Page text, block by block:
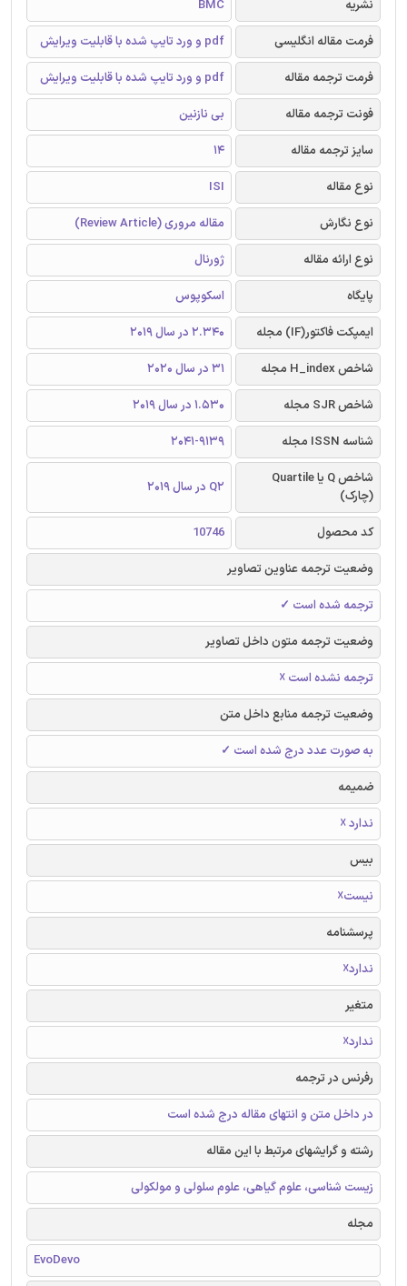
نشریه
BMC
فرمت مقاله انگلیسی
pdf و ورد تایپ شده با قابلیت ویرایش
فرمت ترجمه مقاله
pdf و ورد تایپ شده با قابلیت ویرایش
فونت ترجمه مقاله
بی نازنین
سایز ترجمه مقاله
14
نوع مقاله
ISI
نوع نگارش
مقاله مروری (Review Article)
نوع ارائه مقاله
ژورنال
پایگاه
اسکوپوس
ایمپکت فاکتور(IF) مجله
2.340 در سال 2019
شاخص H_index مجله
31 در سال 2020
شاخص SJR مجله
1.530 در سال 2019
شناسه ISSN مجله
2041-9139
شاخص Q یا Quartile
(چارک)
Q2 در سال 2019
کد محصول
10746
وضعیت ترجمه عناوین تصاویر
ترجمه شده است ✓
وضعیت ترجمه متون داخل تصاویر
ترجمه نشده است ☓
وضعیت ترجمه منابع داخل متن
به صورت عدد درج شده است ✓
ضمیمه
ندارد ☓
بیس
نیست☓
پرسشنامه
ندارد☓
متغیر
ندارد☓
رفرنس در ترجمه
در داخل متن و انتهای مقاله درج شده است
رشته و گرایشهای مرتبط با این مقاله
زیست شناسی، علوم گیاهی، علوم سلولی و مولکولی
مجله
EvoDevo